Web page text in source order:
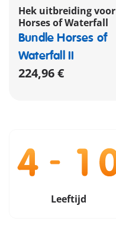
Hek uitbreiding voor
Horses of Waterfall
Bundle Horses of
Waterfall II
224,96 €
Leeftijd